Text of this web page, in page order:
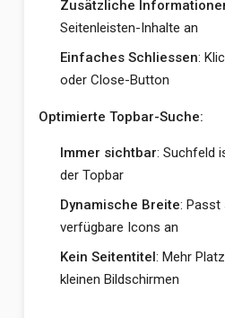
Zusätzliche
Seitenleisten-Inhalte an
Einfaches Schliessen:
oder Close-Button
Optimierte Topbar-Suche:
Immer sichtbar: Suchfeld
der Topbar
Dynamische Breite: Passt
verfügbare Icons an
Kein Seitentitel: Mehr
kleinen Bildschirmen